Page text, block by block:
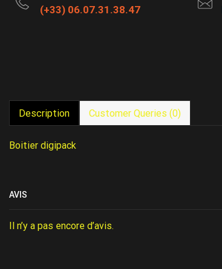
(+33) 06.07.31.38.47
Description Customer Queries (0)
Boitier digipack
AVIS
Il n’y a pas encore d’avis.